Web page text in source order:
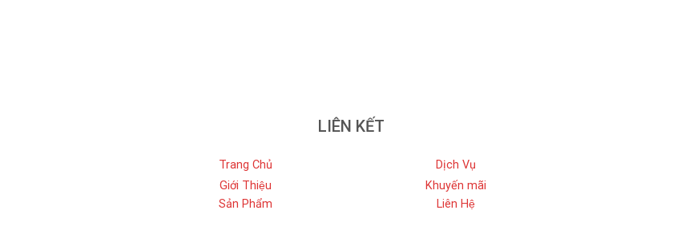
LIÊN KẾT
Trang Chủ
Giới Thiệu
Sản Phẩm
Dịch Vụ
Khuyến mãi
Liên Hệ